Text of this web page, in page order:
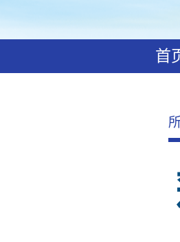
首